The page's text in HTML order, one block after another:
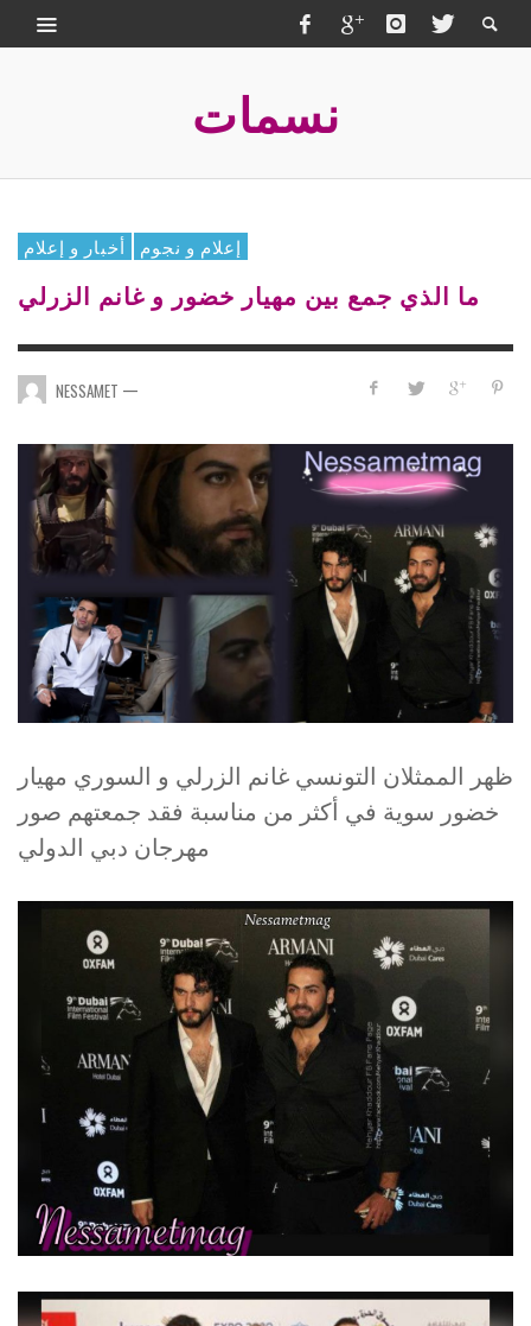
نسمات
أخبار و إعلام إعلام و نجوم
ما الذي جمع بين مهيار خضور و غانم الزرلي
NESSAMET —
ظهر الممثلان التونسي غانم الزرلي و السوري مهيار
خضور سوية في أكثر من مناسبة فقد جمعتهم صور
مهرجان دبي الدولي